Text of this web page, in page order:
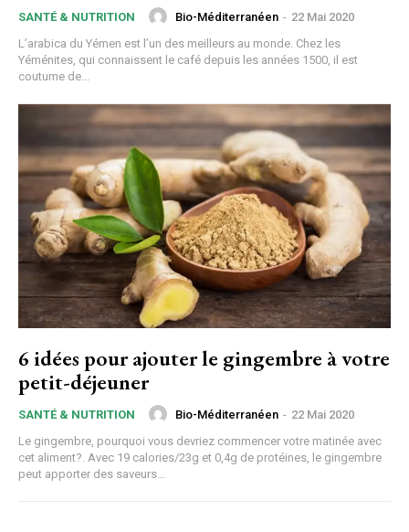
SANTÉ & NUTRITION Bio-Méditerranéen - 22 Mai 2020
L’arabica du Yémen est l’un des meilleurs au monde. Chez les
Yéménites, qui connaissent le café depuis les années 1500, il est
coutume de...
6 idées pour ajouter le gingembre à votre
petit-déjeuner
SANTÉ & NUTRITION Bio-Méditerranéen - 22 Mai 2020
Le gingembre, pourquoi vous devriez commencer votre matinée avec
cet aliment?. Avec 19 calories/23g et 0,4g de protéines, le gingembre
peut apporter des saveurs...